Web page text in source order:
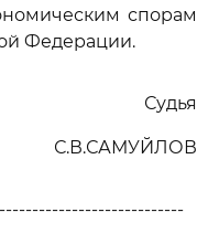
спорам
Федерации.
Судья
С.В.САМУЙЛОВ